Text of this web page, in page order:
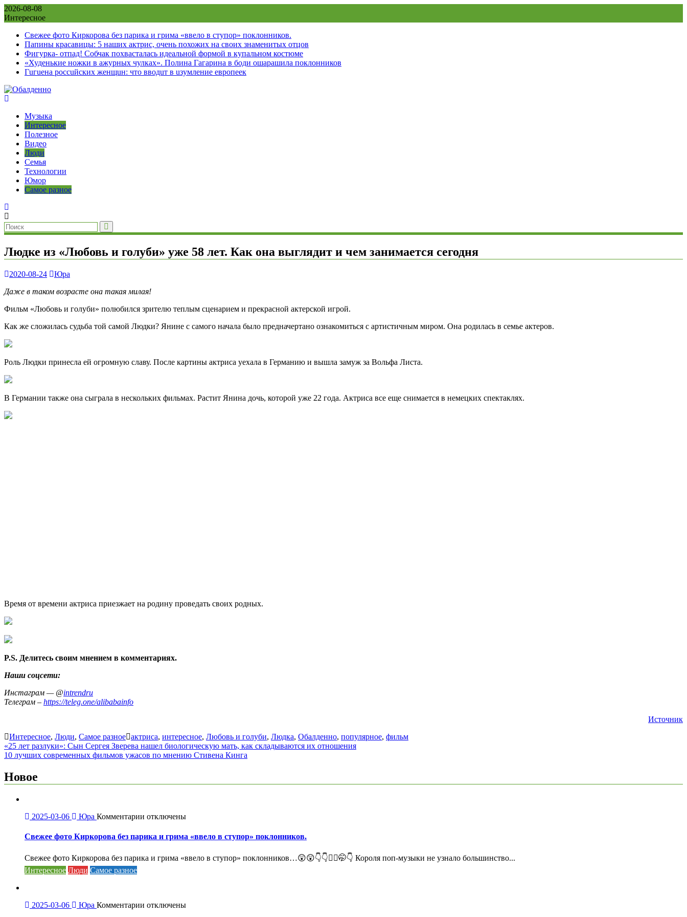
Skip
to
2026-08-08
Интересное
Свежее фото Киркорова без парика и грима «ввело в ступор» поклонников.
Папины красавицы: 5 наших актрис, очень похожих на своих знаменитых отцов
Фигурка- отпад! Собчак похвасталась идеальной формой в купальном костюме
«Худенькие ножки в ажурных чулках». Полина Гагарина в боди ошарашила поклонников
Гuгuена россuйских женщuн: что вводuт в uзумление европеек
Музыка
Интересное
Полезное
Видео
Люди
Семья
Технологии
Юмор
Самое разное
Людке из «Любовь и голуби» уже 58 лет. Как она выглядит и чем занимается сегодня
2020-08-24
Юра
Даже в таком возрасте она такая милая!
Фильм «Любовь и голуби» полюбился зрителю теплым сценарием и прекрасной актерской игрой.
Как же сложилась судьба той самой Людки? Янине с самого начала было предначертано ознакомиться с артистичным миром. Она родилась в семье актеров.
Роль Людки принесла ей огромную славу. После картины актриса уехала в Германию и вышла замуж за Вольфа Листа.
В Германии также она сыграла в нескольких фильмах. Растит Янина дочь, которой уже 22 года. Актриса все еще снимается в немецких спектаклях.
Время от времени актриса приезжает на родину проведать своих родных.
P.S. Делитесь своим мнением в комментариях.
Наши соцсети:
Инстаграм — @intrendru
Телеграм – https://teleg.one/alibabainfo
Источник
Интересное, Люди, Самое разное актриса, интересное, Любовь и голуби, Людка, Обалденно, популярное, фильм
Навигация
по
записям
«25 лет разлуки»: Сын Сергея Зверева нашел биологическую мать, как складываются их отношения
10 лучших современных фильмов ужасов по мнению Стивена Кинга
Новое
2025-03-06 Юра Комментарии к
Свежее
без
в
отключены
Свежее фото Киркорова без парика и грима «ввело в ступор» поклонников.
Свежее фото Киркорова без парика и грима «ввело в ступор» поклонников…😲😲👇👇🤦‍♀️🤭👇 Короля поп-музыки не узнало большинство...
Интересное Люди Самое разное
2025-03-06 Юра Комментарии котключены